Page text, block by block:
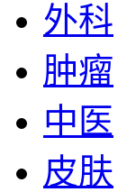
外科
肿瘤
中医
皮肤